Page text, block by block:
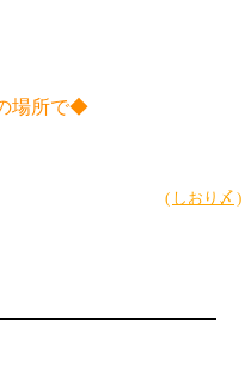
場所で◆
( しおり〆 )